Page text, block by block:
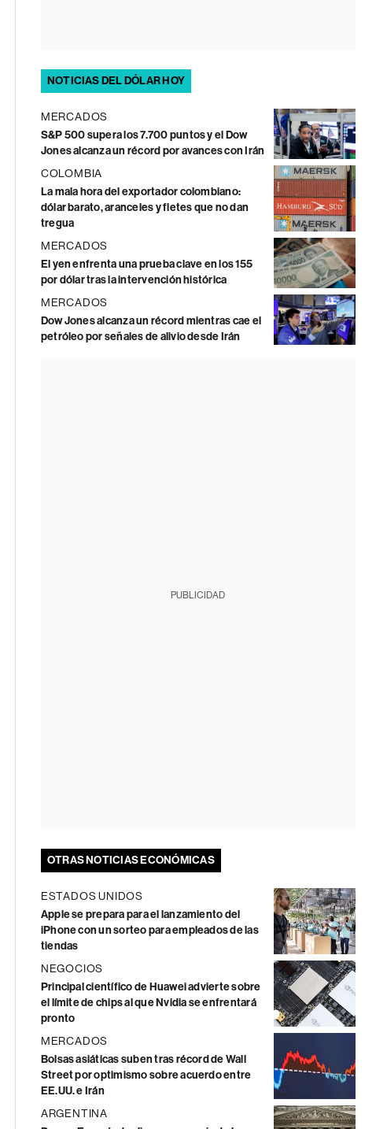
NOTICIAS DEL DÓLAR HOY
MERCADOS
S&P 500 supera los 7.700 puntos y el Dow
Jones alcanza un récord por avances con Irán
COLOMBIA
La mala hora del exportador colombiano:
dólar barato, aranceles y fletes que no dan
tregua
MERCADOS
El yen enfrenta una prueba clave en los 155
por dólar tras la intervención histórica
MERCADOS
Dow Jones alcanza un récord mientras cae el
petróleo por señales de alivio desde Irán
PUBLICIDAD
OTRAS NOTICIAS ECONÓMICAS
ESTADOS UNIDOS
Apple se prepara para el lanzamiento del
iPhone con un sorteo para empleados de las
tiendas
NEGOCIOS
Principal científico de Huawei advierte sobre
el límite de chips al que Nvidia se enfrentará
pronto
MERCADOS
Bolsas asiáticas suben tras récord de Wall
Street por optimismo sobre acuerdo entre
EE.UU. e Irán
ARGENTINA